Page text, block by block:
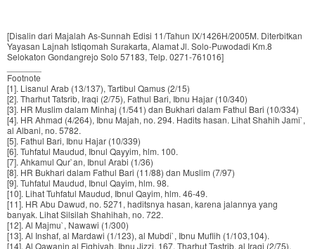
[Disalin dari Majalah As-Sunnah Edisi 11/Tahun IX/1426H/2005M. Diterbitkan
Yayasan Lajnah Istiqomah Surakarta, Alamat Jl. Solo-Puwodadi Km.8
Selokaton Gondangrejo Solo 57183, Telp. 0271-761016]
Footnote
[1]. Lisanul Arab (13/137), Tartibul Qamus (2/15)
[2]. Tharhut Tatsrib, Iraqi (2/75), Fathul Bari, Ibnu Hajar (10/340)
[3]. HR Muslim dalam Minhaj (1/541) dan Bukhari dalam Fathul Bari (10/334)
[4]. HR Ahmad (4/264), Ibnu Majah, no. 294. Hadits hasan. Lihat Shahih Jami`,
al Albani, no. 5782.
[5]. Fathul Bari, Ibnu Hajar (10/339)
[6]. Tuhfatul Maudud, Ibnul Qayyim, hlm. 100.
[7]. Ahkamul Qur`an, Ibnul Arabi (1/36)
[8]. HR Bukhari dalam Fathul Bari (11/88) dan Muslim (7/97)
[9]. Tuhfatul Maudud, Ibnul Qayim, hlm. 98.
[10]. Lihat Tuhfatul Maudud, Ibnul Qayim, hlm. 46-49.
[11]. HR Abu Dawud, no. 5271, haditsnya hasan, karena jalannya yang
banyak. Lihat Silsilah Shahihah, no. 722.
[12]. Al Majmu`, Nawawi (1/300)
[13]. Al Inshaf, al Mardawi (1/123), al Mubdi`, Ibnu Muflih (1/103,104).
[14]. Al Qawanin al Fiqhiyah, Ibnu Jizzi, 167, Tharhut Tastrib, al Iraqi (2/75).